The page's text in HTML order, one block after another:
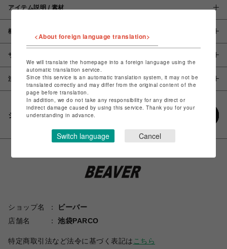
アイテム説明 / 素材
概要
サイズ
注意事項
シェアする
ショップ名
ビーバー
店舗名
池袋PARCO
特定商取引法など法令に基づく表記は こちら
<About foreign language translation>
We will translate the homepage into a foreign language using the
automatic translation service.
Since this service is an automatic translation system, it may not be
translated correctly and may differ from the original content of the
page before translation.
In addition, we do not take any responsibility for any direct or
indirect damage caused by using this service. Thank you for your
understanding in advance.
Switch language Cancel